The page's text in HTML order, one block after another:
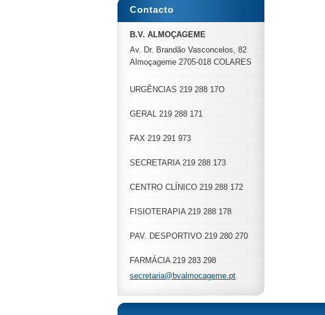
Contacto
B.V. ALMOÇAGEME
Av. Dr. Brandão Vasconcelos, 82
Almoçageme 2705-018 COLARES
URGÊNCIAS 219 288 17O
GERAL 219 288 171
FAX 219 291 973
SECRETARIA 219 288 173
CENTRO CLÍNICO 219 288 172
FISIOTERAPIA 219 288 178
PAV. DESPORTIVO 219 280 270
FARMÁCIA 219 283 298
secretaria@bvalmocageme.pt